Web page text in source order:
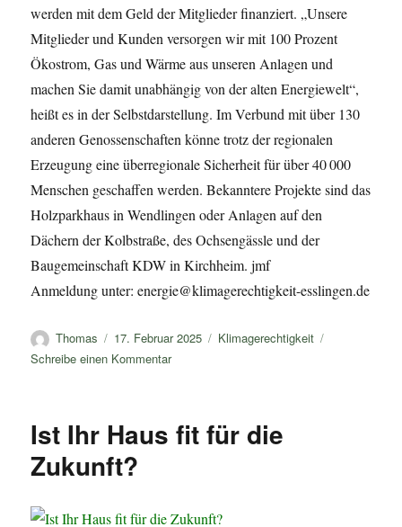
werden mit dem Geld der Mitglieder finanziert. „Unsere
Mitglieder und Kunden versorgen wir mit 100 Prozent
Ökostrom, Gas und Wärme aus unseren Anlagen und
machen Sie damit unabhängig von der alten Energiewelt“,
heißt es in der Selbstdarstellung. Im Verbund mit über 130
anderen Genossenschaften könne trotz der regionalen
Erzeugung eine überregionale Sicherheit für über 40 000
Menschen geschaffen werden. Bekanntere Projekte sind das
Holzparkhaus in Wendlingen oder Anlagen auf den
Dächern der Kolbstraße, des Ochsengässle und der
Baugemeinschaft KDW in Kirchheim. jmf
Anmeldung unter: energie@klimagerechtigkeit-esslingen.de
Autor
Thomas
Veröffentlicht
am
17. Februar 2025 Kategorien
Klimagerechtigkeit
Schreibe einen Kommentarzu
Ist Ihr Haus fit für die
Zukunft?